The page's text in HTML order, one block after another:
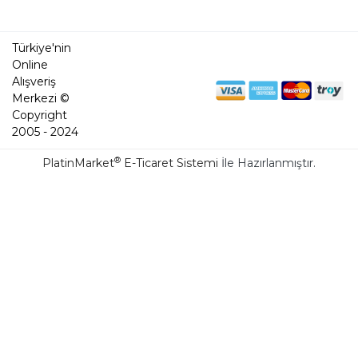
Türkiye'nin
Online
Alışveriş
Merkezi ©
Copyright
2005 - 2024
PlatinMarket® E-Ticaret Sistemi İle Hazırlanmıştır.